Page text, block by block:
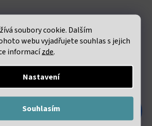
soubory cookie. Dalším
webu vyjadřujete souhlas s jejich
informacízde.
Nastavení
Souhlasím